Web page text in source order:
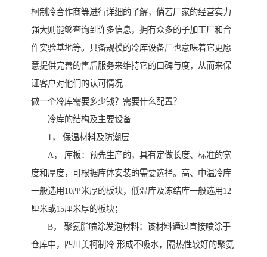
柯制冷合作商等进行详细的了解，倘若厂家的经营实力
强大则能够查询到许多信息，拥有众多的子加工厂和合
作实验基地等。具备规模的冷库设备厂也意味着它更愿
意提供完善的售后服务来维持它的口碑与度，从而来保
证客户对他们的认可情况
做一个冷库需要多少钱？需要什么配置？
冷库的结构及主要设备
1， 保温材料及防潮层
A， 库板：预先生产的，具有定做长度、标准的宽
度和厚度，可根据库体安装的需要选择。高、中温冷库
一般选用10厘米厚的板块，低温库及冻结库一般选用12
厘米或15厘米厚的板块；
B， 聚氨脂喷涂发泡材料：该材料通过直接喷涂于
仓库中，四川美柯制冷 形成不吸水，隔热性较好的聚氨